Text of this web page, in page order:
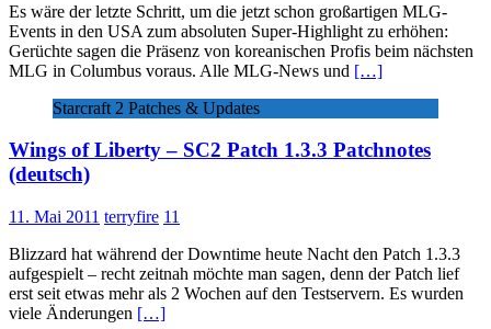
Es wäre der letzte Schritt, um die jetzt schon großartigen MLG-
Events in den USA zum absoluten Super-Highlight zu erhöhen:
Gerüchte sagen die Präsenz von koreanischen Profis beim nächsten
MLG in Columbus voraus. Alle MLG-News und […]
Starcraft 2 Patches & Updates
Wings of Liberty – SC2 Patch 1.3.3 Patchnotes
(deutsch)
11. Mai 2011 terryfire 11
Blizzard hat während der Downtime heute Nacht den Patch 1.3.3
aufgespielt – recht zeitnah möchte man sagen, denn der Patch lief
erst seit etwas mehr als 2 Wochen auf den Testservern. Es wurden
viele Änderungen […]